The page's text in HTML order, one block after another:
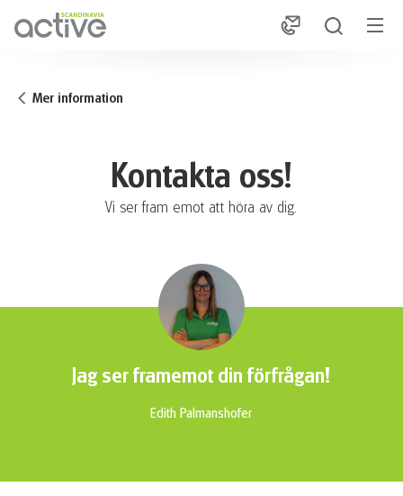
1
Mer information
Kontakta oss!
Vi ser fram emot att höra av dig.
Jag ser framemot din förfrågan!
Edith Palmanshofer